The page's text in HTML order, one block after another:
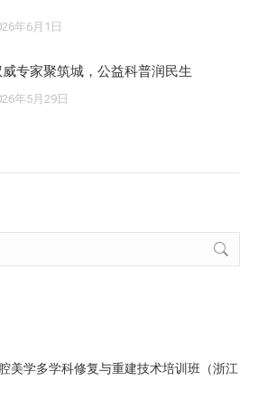
年6月1日
专家聚筑城，公益科普润民生
年5月29日
美学多学科修复与重建技术培训班（浙江